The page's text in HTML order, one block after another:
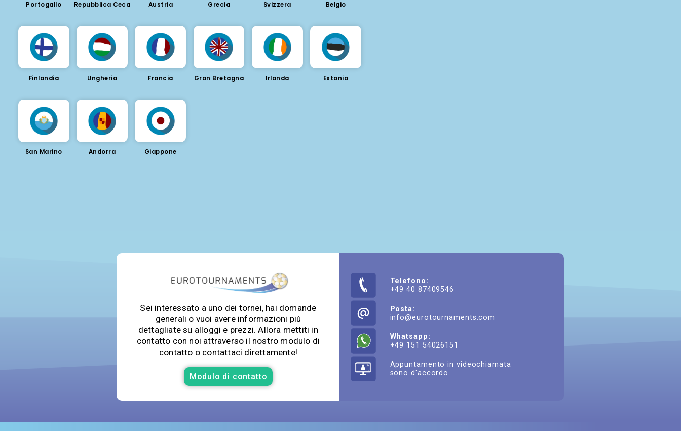
Portogallo Repubblica Ceca Austria Grecia Svizzera Belgio
Finlandia Ungheria Francia Gran Bretagna Irlanda Estonia
San Marino Andorra Giappone
Sei interessato a uno dei tornei, hai domande
generali o vuoi avere informazioni più
dettagliate su alloggi e prezzi. Allora mettiti in
contatto con noi attraverso il nostro modulo di
contatto o contattaci direttamente!
Modulo di contatto
Telefono:
+49 40 87409546
Posta:
info@eurotournaments.com
Whatsapp:
+49 151 54026151
Appuntamento in videochiamata
sono d'accordo